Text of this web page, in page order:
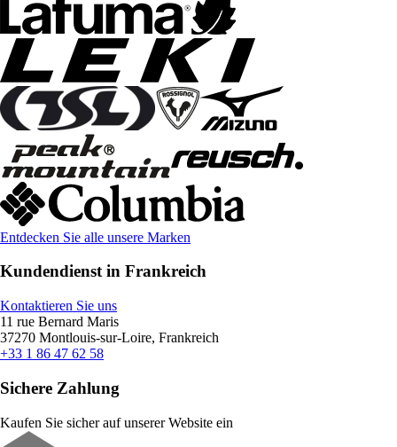
Entdecken Sie alle unsere Marken
Kundendienst in Frankreich
Kontaktieren Sie uns
11 rue Bernard Maris
37270 Montlouis-sur-Loire, Frankreich
+33 1 86 47 62 58
Sichere Zahlung
Kaufen Sie sicher auf unserer Website ein